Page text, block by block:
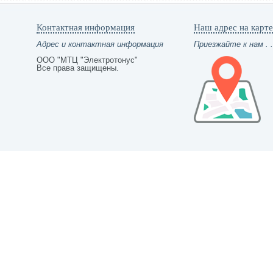
Контактная информация
Адрес и контактная информация
ООО "МТЦ "Электротонус"
Все права защищены.
Наш адрес на карте
Приезжайте к нам .